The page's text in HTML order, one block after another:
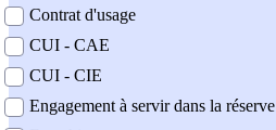
Contrat d'usage
CUI - CAE
CUI - CIE
Engagement à servir dans la réserve